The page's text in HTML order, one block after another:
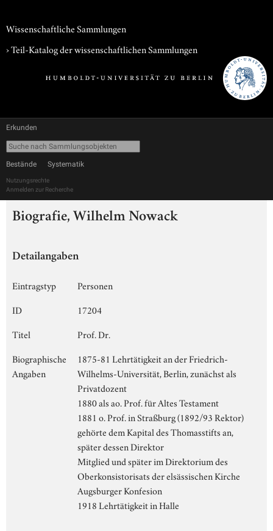
Wissenschaftliche Sammlungen
› Teil-Katalog der wissenschaftlichen Sammlungen
Erkunden
Bestände Systematik
Nutzungsrechte
Anmelden zur Recherche
Biografie, Wilhelm Nowack
Detailangaben
Eintragstyp
Personen
ID
17204
Titel
Prof. Dr.
Biographische
Angaben
1875-81 Lehrtätigkeit an der Friedrich-
Wilhelms-Universität, Berlin, zunächst als
Privatdozent
1880 als ao. Prof. für Altes Testament
1881 o. Prof. in Straßburg (1892/93 Rektor)
gehörte dem Kapital des Thomasstifts an,
später dessen Direktor
Mitglied und später im Direktorium des
Oberkonsistorisats der elsässischen Kirche
Augsburger Konfesion
1918 Lehrtätigkeit in Halle